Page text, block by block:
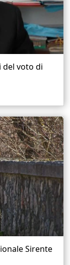
del voto di
Sirente